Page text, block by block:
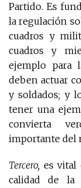
Partido. Es
la regulación
cuadros y
cuadros y
ejemplo para
deben actuar
y soldados; y
tener una
convierta
importante del
Tercero, es vital
calidad de la